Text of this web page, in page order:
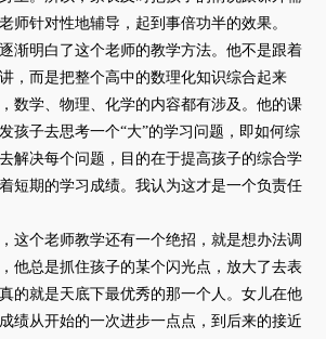
师针对性地辅导，起到事倍功半的效果。
明白了这个老师的教学方法。他不是跟着
，而是把整个高中的数理化知识综合起来
数学、物理、化学的内容都有涉及。他的课
孩子去思考一个“大”的学习问题，即如何综
解决每个问题，目的在于提高孩子的综合学
短期的学习成绩。我认为这才是一个负责任
个老师教学还有一个绝招，就是想办法调
他总是抓住孩子的某个闪光点，放大了去表
的就是天底下最优秀的那一个人。女儿在他
绩从开始的一次进步一点点，到后来的接近